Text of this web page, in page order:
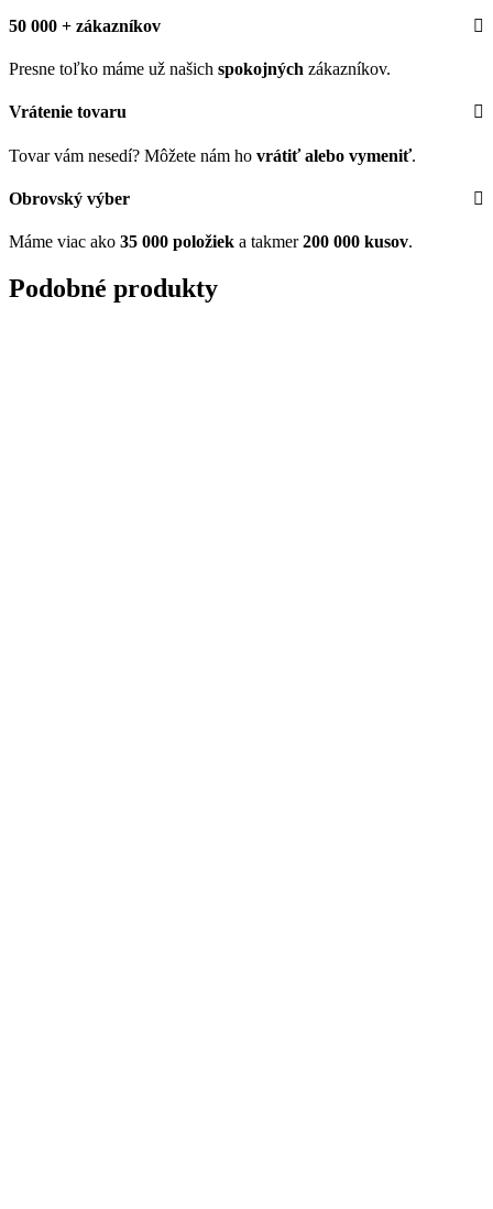
50 000 + zákazníkov
Presne toľko máme už našich spokojných zákazníkov.
Vrátenie tovaru
Tovar vám nesedí? Môžete nám ho vrátiť alebo vymeniť.
Obrovský výber
Máme viac ako 35 000 položiek a takmer200 000 kusov.
Podobné produkty